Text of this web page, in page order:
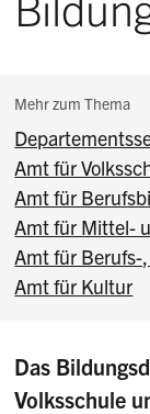
Subnavigation:
Mehr zum Thema
Amt für
Amt für
Amt für Mittel-
Amt für Berufs-
Amt für Kultur
Das
Volksschule